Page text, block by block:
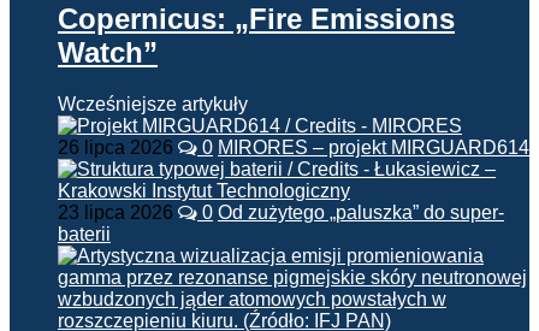
Copernicus: „Fire Emissions
Watch”
Wcześniejsze artykuły
26 lipca 2026 0 MIRORES – projekt MIRGUARD614
23 lipca 2026 0 Od zużytego „paluszka” do super-
baterii